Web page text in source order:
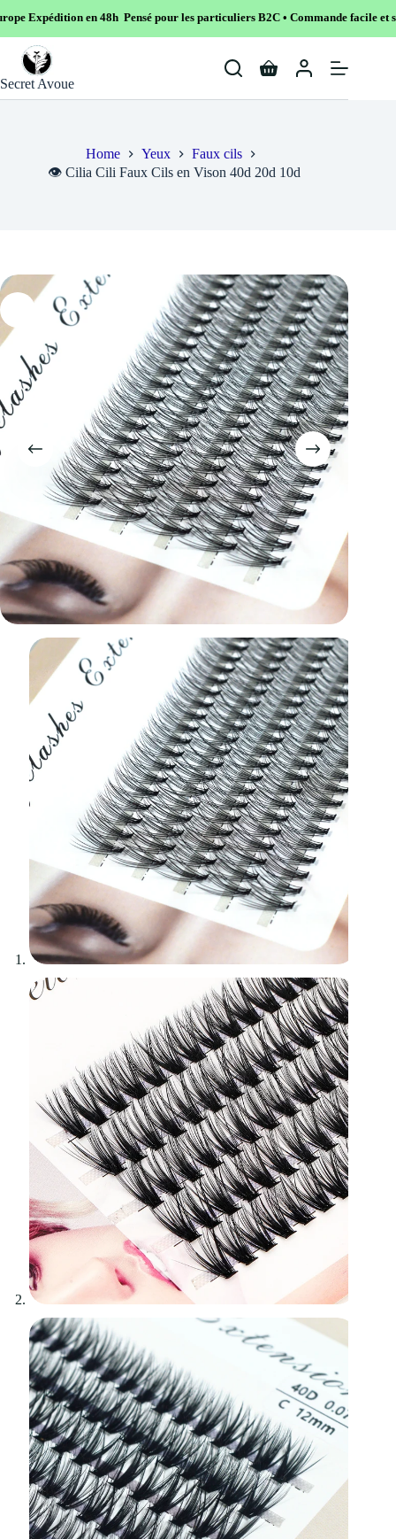
48h Pensé pour les particuliers B2C • Commande facile et sécurisé
content
Secret Avoue
Shopping
Home Yeux
Faux cils
👁️ Cilia Cili Faux Cils en Vison 40d 20d 10d